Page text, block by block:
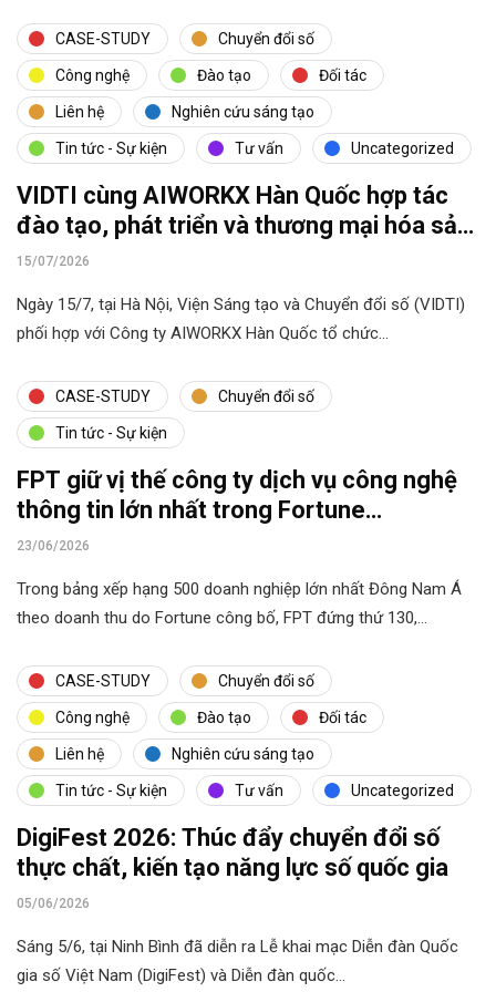
CASE-STUDY Chuyển đổi số
Công nghệ Đào tạo Đối tác
Liên hệ Nghiên cứu sáng tạo
Tin tức - Sự kiện Tư vấn Uncategorized
VIDTI cùng AIWORKX Hàn Quốc hợp tác
đào tạo, phát triển và thương mại hóa sản
phẩm AI
15/07/2026
Ngày 15/7, tại Hà Nội, Viện Sáng tạo và Chuyển đổi số (VIDTI)
phối hợp với Công ty AIWORKX Hàn Quốc tổ chức…
CASE-STUDY Chuyển đổi số
Tin tức - Sự kiện
FPT giữ vị thế công ty dịch vụ công nghệ
thông tin lớn nhất trong Fortune
Southeast Asia 500
23/06/2026
Trong bảng xếp hạng 500 doanh nghiệp lớn nhất Đông Nam Á
theo doanh thu do Fortune công bố, FPT đứng thứ 130,…
CASE-STUDY Chuyển đổi số
Công nghệ Đào tạo Đối tác
Liên hệ Nghiên cứu sáng tạo
Tin tức - Sự kiện Tư vấn Uncategorized
DigiFest 2026: Thúc đẩy chuyển đổi số
thực chất, kiến tạo năng lực số quốc gia
05/06/2026
Sáng 5/6, tại Ninh Bình đã diễn ra Lễ khai mạc Diễn đàn Quốc
gia số Việt Nam (DigiFest) và Diễn đàn quốc…